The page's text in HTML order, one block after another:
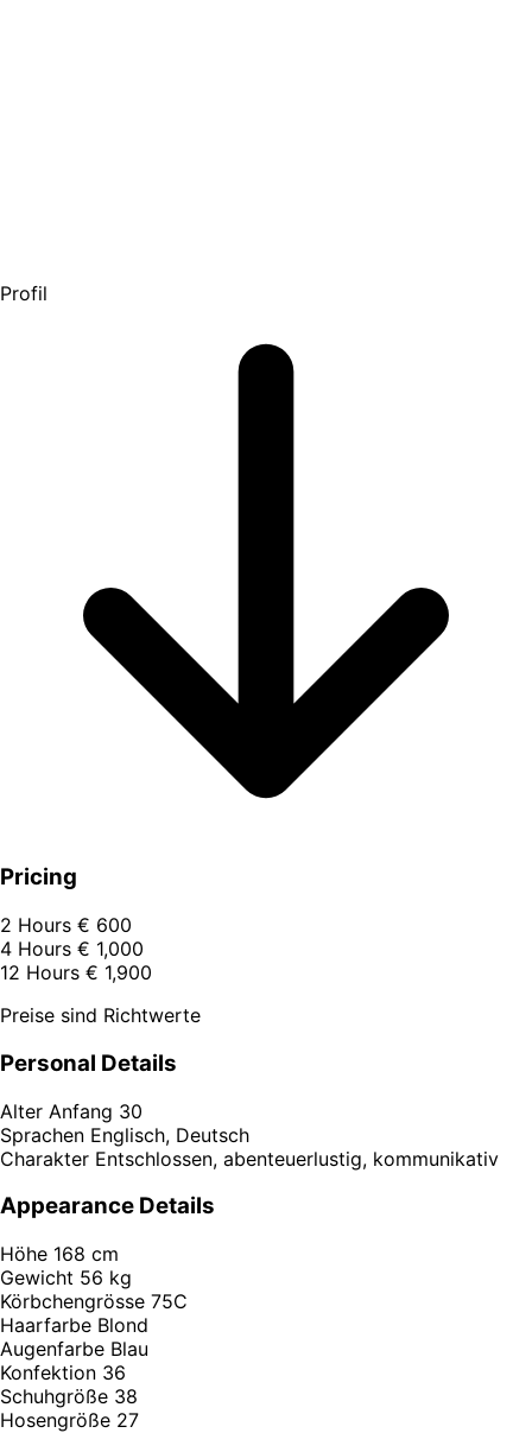
Profil
Pricing
2 Hours € 600
4 Hours € 1,000
12 Hours € 1,900
Preise sind Richtwerte
Personal Details
Alter Anfang 30
Sprachen Englisch, Deutsch
Charakter Entschlossen, abenteuerlustig, kommunikativ
Appearance Details
Höhe 168 cm
Gewicht 56 kg
Körbchengrösse 75C
Haarfarbe Blond
Augenfarbe Blau
Konfektion 36
Schuhgröße 38
Hosengröße 27